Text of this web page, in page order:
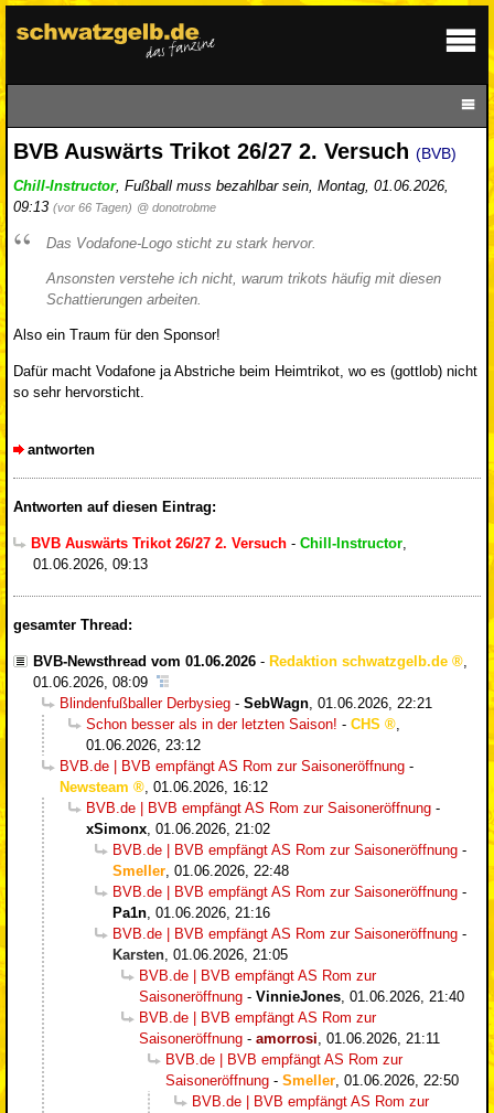
BVB Auswärts Trikot 26/27 2. Versuch (BVB)
Chill-Instructor, Fußball muss bezahlbar sein, Montag, 01.06.2026,
09:13 (vor 66 Tagen) @ donotrobme
Das Vodafone-Logo sticht zu stark hervor.
Ansonsten verstehe ich nicht, warum trikots häufig mit diesen
Schattierungen arbeiten.
Also ein Traum für den Sponsor!
Dafür macht Vodafone ja Abstriche beim Heimtrikot, wo es (gottlob) nicht
so sehr hervorsticht.
antworten
Antworten auf diesen Eintrag:
BVB Auswärts Trikot 26/27 2. Versuch - Chill-Instructor
01.06.2026, 09:13
gesamter Thread:
BVB-Newsthread vom 01.06.2026 - Redaktion schwatzgelb.de
,
01.06.2026, 08:09
Blindenfußballer Derbysieg - SebWagn, 01.06.2026, 22:21
Schon besser als in der letzten Saison! - CHS
,
01.06.2026, 23:12
BVB.de | BVB empfängt AS Rom zur Saisoneröffnung -
Newsteam
, 01.06.2026, 16:12
BVB.de | BVB empfängt AS Rom zur Saisoneröffnung -
xSimonx, 01.06.2026, 21:02
BVB.de | BVB empfängt AS Rom zur Saisoneröffnung -
Smeller, 01.06.2026, 22:48
BVB.de | BVB empfängt AS Rom zur Saisoneröffnung -
Pa1n, 01.06.2026, 21:16
BVB.de | BVB empfängt AS Rom zur Saisoneröffnung -
Karsten, 01.06.2026, 21:05
BVB.de | BVB empfängt AS Rom zur
Saisoneröffnung - VinnieJones, 01.06.2026, 21:40
BVB.de | BVB empfängt AS Rom zur
Saisoneröffnung - amorrosi, 01.06.2026, 21:11
BVB.de | BVB empfängt AS Rom zur
Saisoneröffnung - Smeller, 01.06.2026, 22:50
BVB.de | BVB empfängt AS Rom zur